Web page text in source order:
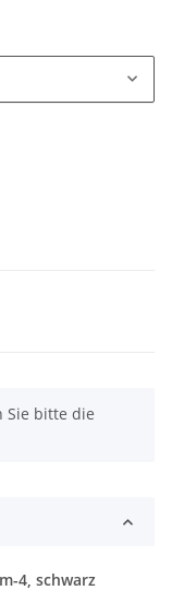
Sie bitte die
4, schwarz